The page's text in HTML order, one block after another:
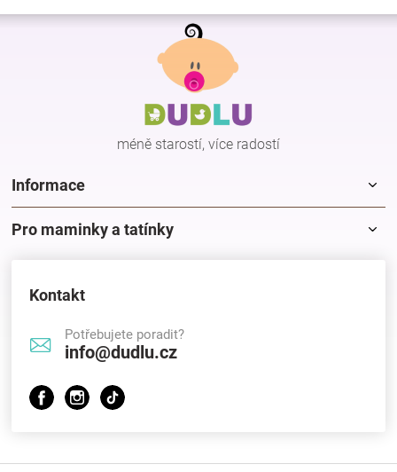
Z
méně starostí, více radostí
Informace
Pro maminky a tatínky
Kontakt
Potřebujete poradit?
info@dudlu.cz